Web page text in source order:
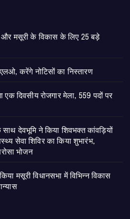
और मसूरी के विकास के लिए 25 बड़े
करेंगे नोटिसों का निस्तारण
दिवसीय रोजगार मेला, 559 पदों पर
साथ देवभूमि ने किया शिवभक्त कांवड़ियों
सेवा शिविर का किया शुभारंभ,
भोजन
मसूरी विधानसभा में विभिन्न विकास